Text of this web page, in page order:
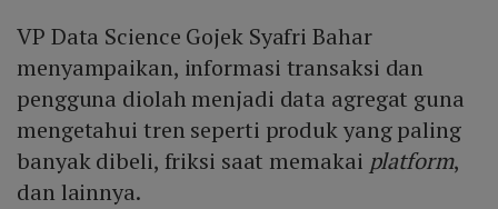
VP Data Science Gojek Syafri Bahar
menyampaikan, informasi transaksi dan
pengguna diolah menjadi data agregat guna
mengetahui tren seperti produk yang paling
banyak dibeli, friksi saat memakai platform,
dan lainnya.